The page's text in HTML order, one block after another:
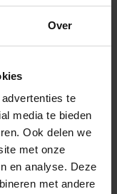
Over
te
media te bieden
Ook delen we
met onze
en analyse. Deze
met andere